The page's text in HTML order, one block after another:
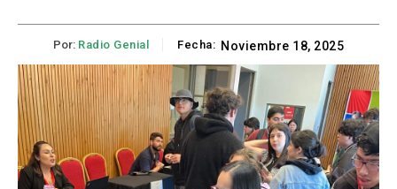
Por: Radio Genial Fecha: Noviembre 18, 2025